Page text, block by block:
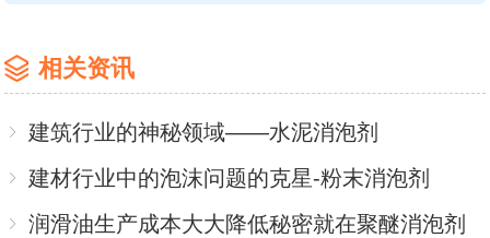
相关资讯
建筑行业的神秘领域——水泥消泡剂
建材行业中的泡沫问题的克星-粉末消泡剂
润滑油生产成本大大降低秘密就在聚醚消泡剂